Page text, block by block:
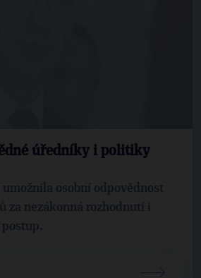
úředníky i politiky
umožnila osobní odpovědnost
za nezákonná rozhodnutí i